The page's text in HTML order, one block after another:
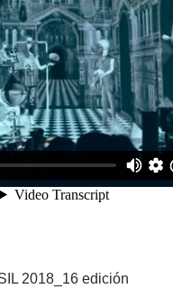
2018_16 edición